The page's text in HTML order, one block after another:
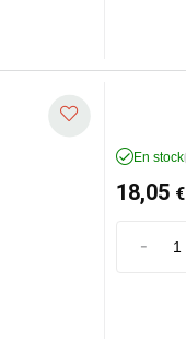
En stock
18,05 €
-